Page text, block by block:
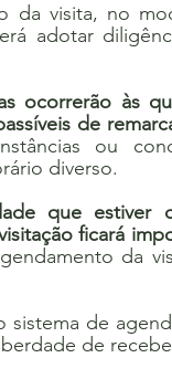
da visita, no
adotar
ocorrerão às
de
ou
diverso.
que estiver
ficará
da
sistema de
de